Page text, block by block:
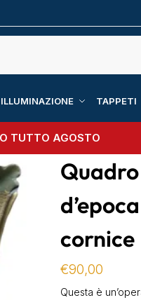
ILLUMINAZIONE TAPPETI
TUTTO AGOSTO
cornice
€90,00
Questa è